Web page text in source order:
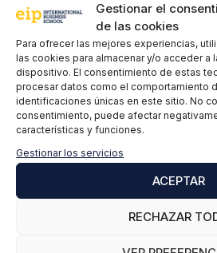
Gestionar el
de las cookies
Para ofrecer las mejores experiencias,
las cookies para almacenar y/o acceder a
dispositivo. El consentimiento de estas
procesar datos como el comportamiento
identificaciones únicas en este sitio. No
consentimiento, puede afectar
características y funciones.
Gestionar los servicios
ACEPTAR
RECHAZAR
trabajo con diferentes tipos de
texto para su codificación en
profundas . También hay varias
los bloques de construcción de
como capas, optimizadores,
objetivos, etc. Se pueden
con Keras, como crear capas de
personalizadas.
¿Con qué librerías sueles trabajar
¡Te leemos en comentarios!